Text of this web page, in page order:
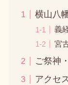
横山八
義
宮
ご祭神
アクセ